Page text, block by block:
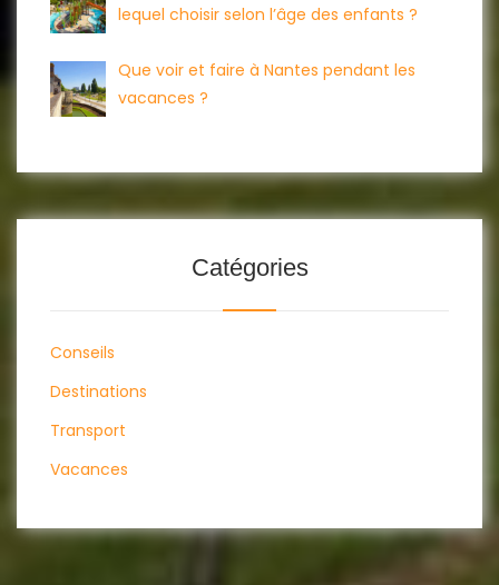
lequel choisir selon l’âge des enfants ?
Que voir et faire à Nantes pendant les
vacances ?
Catégories
Conseils
Destinations
Transport
Vacances